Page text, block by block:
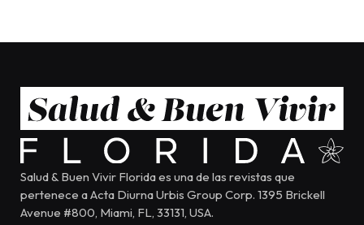
Salud & Buen Vivir Florida es una de las revistas que
pertenece a Acta Diurna Urbis Group Corp. 1395 Brickell
Avenue #800, Miami, FL, 33131, USA.